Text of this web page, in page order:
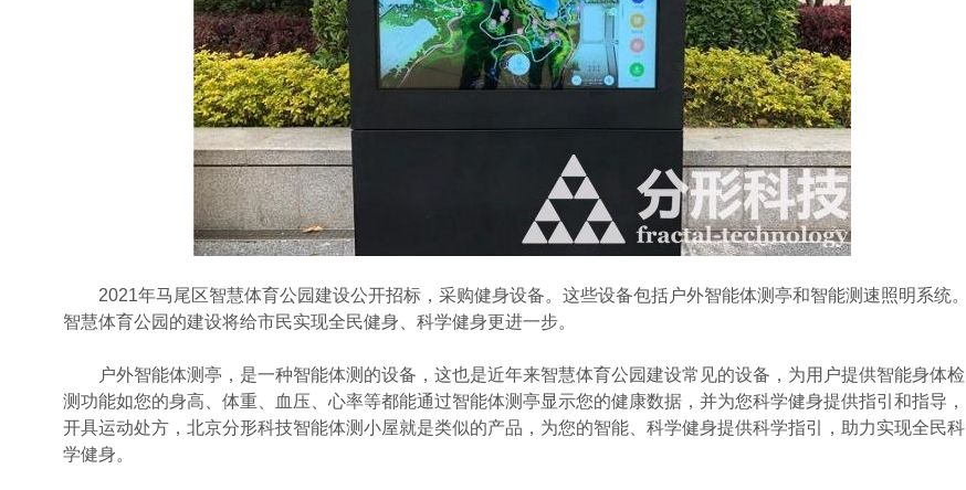
2021年马尾区智慧体育公园建设公开招标，采购健身设备。这些设备包括户外智能体测亭和智能测速照明系统。
智慧体育公园的建设将给市民实现全民健身、科学健身更进一步。
户外智能体测亭，是一种智能体测的设备，这也是近年来智慧体育公园建设常见的设备，为用户提供智能身体检
测功能如您的身高、体重、血压、心率等都能通过智能体测亭显示您的健康数据，并为您科学健身提供指引和指导，
开具运动处方，北京分形科技智能体测小屋就是类似的产品，为您的智能、科学健身提供科学指引，助力实现全民科
学健身。